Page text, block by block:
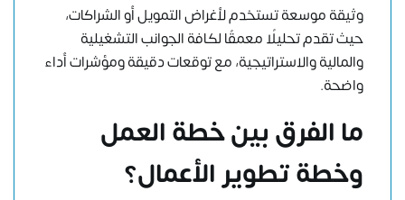
وثيقة موسعة تستخدم لأغراض التمويل أو الشراكات،
حيث تقدم تحليلًا معمقًا لكافة الجوانب التشغيلية
والمالية والاستراتيجية، مع توقعات دقيقة ومؤشرات أداء
واضحة.
ما الفرق بين خطة العمل
وخطة تطوير الأعمال؟